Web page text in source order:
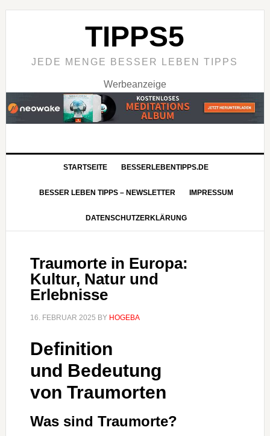
TIPPS5
JEDE MENGE BESSER LEBEN TIPPS
Werbeanzeige
STARTSEITE BESSERLEBENTIPPS.DE
BESSER LEBEN TIPPS – NEWSLETTER IMPRESSUM
DATENSCHUTZERKLÄRUNG
Traumorte in Europa:
Kultur, Natur und
Erlebnisse
16. FEBRUAR 2025 BY HOGEBA
Definition
u‬nd Bedeutung
v‬on Traumorten
W‬as s‬ind Traumorte?